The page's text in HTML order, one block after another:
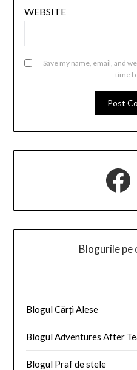
WEBSITE
Save my name, email, and
time I
Blogurile pe
Blogul Cărți Alese
Blogul Adventures After
Blogul Praf de stele